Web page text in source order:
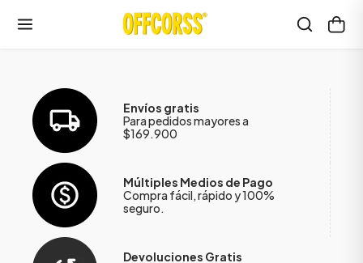
Envíos gratis
Para pedidos mayores a
$169.900
Múltiples Medios de Pago
Compra fácil, rápido y 100%
seguro.
Devoluciones Gratis